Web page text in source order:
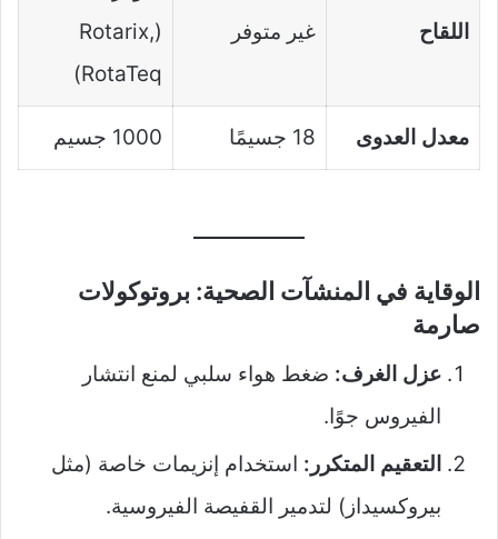
اللقاح غير متوفر
(Rotarix,
RotaTeq)
معدل العدوى 18 جسيمًا 1000 جسيم
الوقاية في المنشآت الصحية: بروتوكولات
صارمة
عزل الغرف: ضغط هواء سلبي لمنع انتشار
الفيروس جوًا.
التعقيم المتكرر: استخدام إنزيمات خاصة (مثل
بيروكسيداز) لتدمير القفيصة الفيروسية.